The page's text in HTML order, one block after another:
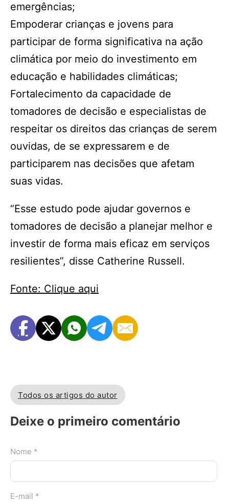
emergências;
Empoderar crianças e jovens para
participar de forma significativa na ação
climática por meio do investimento em
educação e habilidades climáticas;
Fortalecimento da capacidade de
tomadores de decisão e especialistas de
respeitar os direitos das crianças de serem
ouvidas, de se expressarem e de
participarem nas decisões que afetam
suas vidas.
“Esse estudo pode ajudar governos e
tomadores de decisão a planejar melhor e
investir de forma mais eficaz em serviços
resilientes”, disse Catherine Russell.
Fonte: Clique aqui
Todos os artigos do autor
Deixe o primeiro comentário
Nome *
E-mail *